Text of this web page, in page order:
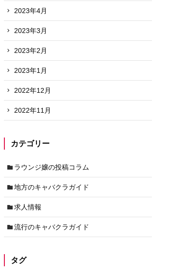
2023年4月
2023年3月
2023年2月
2023年1月
2022年12月
2022年11月
カテゴリー
ラウンジ嬢の投稿コラム
地方のキャバクラガイド
求人情報
流行のキャバクラガイド
タグ